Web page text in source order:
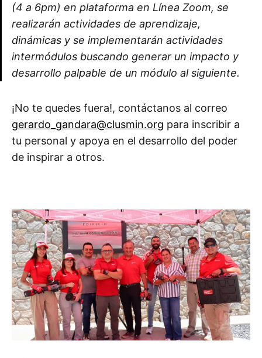
(4 a 6pm) en plataforma en Línea Zoom, se
realizarán actividades de aprendizaje,
dinámicas y se implementarán actividades
intermódulos buscando generar un impacto y
desarrollo palpable de un módulo al siguiente.
¡No te quedes fuera!, contáctanos al correo
gerardo_gandara@clusmin.org para inscribir a
tu personal y apoya en el desarrollo del poder
de inspirar a otros.